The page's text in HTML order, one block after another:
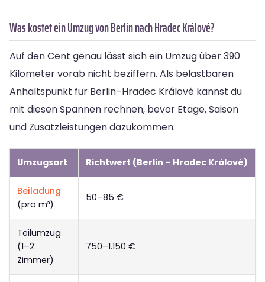
Was kostet ein Umzug von Berlin nach Hradec Králové?
Auf den Cent genau lässt sich ein Umzug über 390
Kilometer vorab nicht beziffern. Als belastbaren
Anhaltspunkt für Berlin–Hradec Králové kannst du
mit diesen Spannen rechnen, bevor Etage, Saison
und Zusatzleistungen dazukommen:
Umzugsart Richtwert (Berlin – Hradec Králové)
Beiladung
(pro m³)
50–85 €
Teilumzug
(1–2
Zimmer)
750–1.150 €